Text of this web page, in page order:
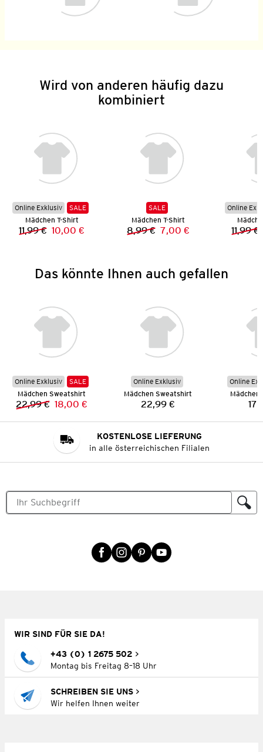
Wird von anderen häufig dazu
kombiniert
Online Exklusiv
SALE
Mädchen T-Shirt
Vorheriger Preis:
11,99 € Neuer Preis:
10,00 €
SALE
Mädchen T-Shirt
Vorheriger Preis:
8,99 € Neuer Preis:
7,00 €
Online
11,99 €
Das könnte Ihnen auch gefallen
Online Exklusiv
SALE
Mädchen Sweatshirt
Vorheriger Preis:
22,99 € Neuer Preis:
18,00 €
Online Exklusiv
Mädchen Sweatshirt
Preis:
22,99 €
Online
KOSTENLOSE LIEFERUNG
in alle österreichischen Filialen
WIR SIND FÜR SIE DA!
+43 (0) 1 2675 502
Montag bis Freitag 8–18 Uhr
SCHREIBEN SIE UNS
Wir helfen Ihnen weiter